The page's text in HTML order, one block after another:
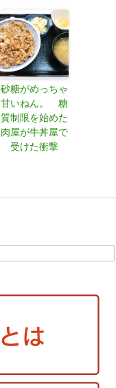
砂糖がめっちゃ
甘いねん。 糖
質制限を始めた
肉屋が牛丼屋で
受けた衝撃